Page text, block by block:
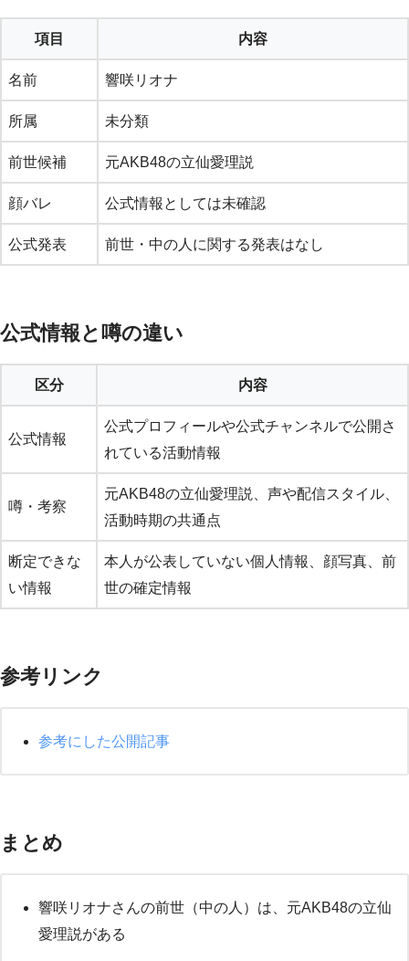
項目 内容
名前 響咲リオナ
所属 未分類
前世候補 元AKB48の立仙愛理説
顔バレ 公式情報としては未確認
公式発表 前世・中の人に関する発表はなし
公式情報と噂の違い
区分 内容
公式情報
公式プロフィールや公式チャンネルで公開さ
れている活動情報
噂・考察
元AKB48の立仙愛理説、声や配信スタイル、
活動時期の共通点
断定できな
い情報
本人が公表していない個人情報、顔写真、前
世の確定情報
参考リンク
参考にした公開記事
まとめ
響咲リオナさんの前世（中の人）は、元AKB48の立仙
愛理説がある